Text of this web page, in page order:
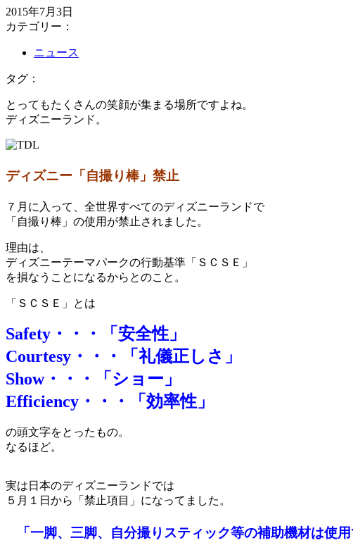
2015年7月3日
カテゴリー：
ニュース
タグ：
とってもたくさんの笑顔が集まる場所ですよね。
ディズニーランド。
ディズニー「自撮り棒」禁止
７月に入って、全世界すべてのディズニーランドで
「自撮り棒」の使用が禁止されました。
理由は、
ディズニーテーマパークの行動基準「ＳＣＳＥ」
を損なうことになるからとのこと。
「ＳＣＳＥ」とは
Safety・・・「安全性」
Courtesy・・・「礼儀正しさ」
Show・・・「ショー」
Efficiency・・・「効率性」
の頭文字をとったもの。
なるほど。
実は日本のディズニーランドでは
５月１日から「禁止項目」になってました。
「一脚、三脚、自分撮りスティック等の補助機材は使用